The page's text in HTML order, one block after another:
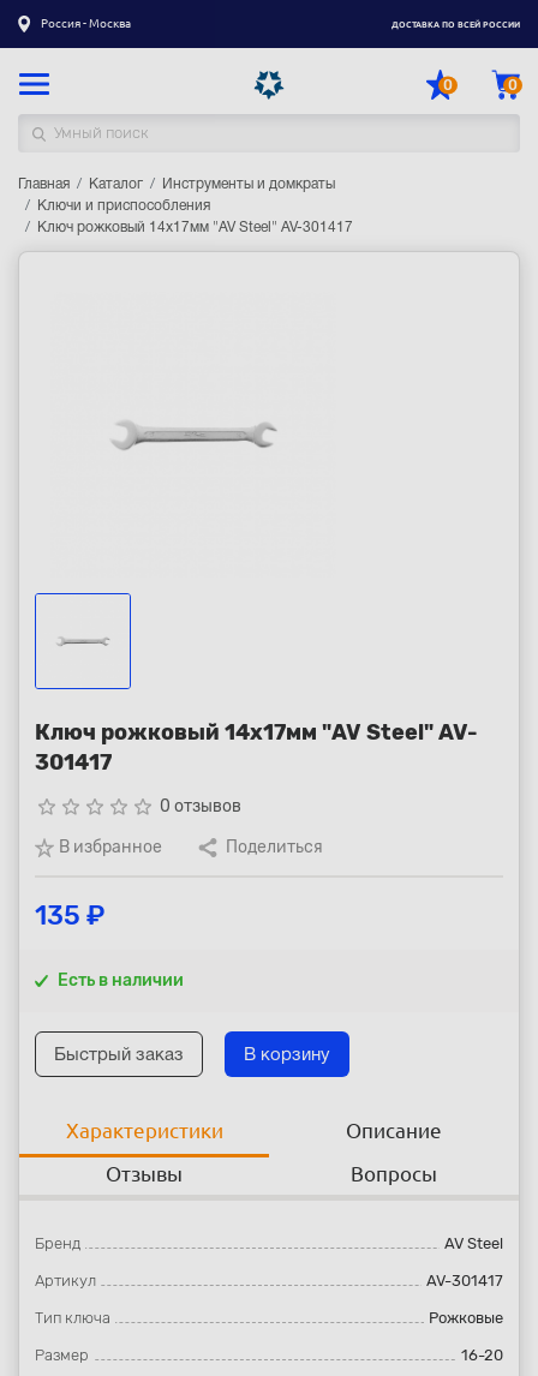
Россия - Москва ДОСТАВКА ПО ВСЕЙ РОССИИ
0 0
Каталог товаров
Регистрация
Главная Каталог
Инструменты и домкраты
Ключи и приспособления
Ключ рожковый 14х17мм "AV Steel" AV-301417
Ключ рожковый 14х17мм "AV Steel" AV-
301417
star_border star_border star_border star_border star_border 0 отзывов
В избранное
Поделиться
135 ₽
Есть в наличии
Быстрый заказ В корзину
Характеристики
Описание
Отзывы
Вопросы
Бренд AV Steel
Артикул AV-301417
Тип ключа Рожковые
Размер 16-20